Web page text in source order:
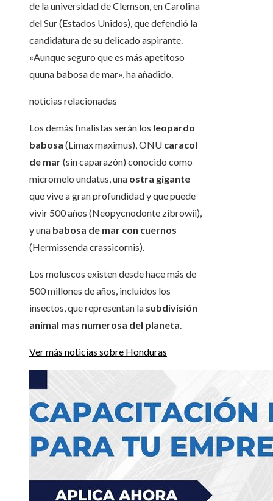
de la universidad de Clemson, en Carolina
del Sur (Estados Unidos), que defendió la
candidatura de su delicado aspirante.
«Aunque seguro que es más apetitoso
quuna babosa de mar», ha añadido.
noticias relacionadas
Los demás finalistas serán los leopardo
babosa (Limax maximus), ONU caracol
de mar(sin caparazón) conocido como
micromelo undatus, una ostra gigante
que vive a gran profundidad y que puede
vivir 500 años (Neopycnodonte zibrowii),
y una babosa de mar con cuernos
(Hermissenda crassicornis).
Los moluscos existen desde hace más de
500 millones de años, incluidos los
insectos, que representan la subdivisión
animal mas numerosa del planeta.
Ver más noticias sobre Honduras